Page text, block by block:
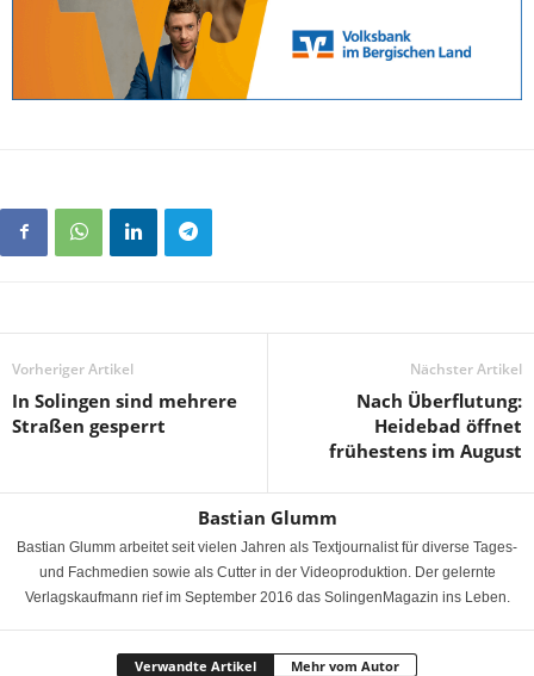
Vorheriger Artikel
In Solingen sind mehrere
Straßen gesperrt
Nächster Artikel
Nach Überflutung:
Heidebad öffnet
frühestens im August
Bastian Glumm
Bastian Glumm arbeitet seit vielen Jahren als Textjournalist für diverse Tages-
und Fachmedien sowie als Cutter in der Videoproduktion. Der gelernte
Verlagskaufmann rief im September 2016 das SolingenMagazin ins Leben.
Verwandte Artikel Mehr vom Autor